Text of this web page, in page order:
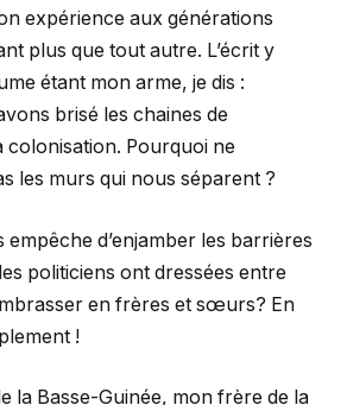
expérience aux générations
plus que tout autre. L’écrit y
étant mon arme, je dis :
brisé les chaines de
colonisation. Pourquoi ne
les murs qui nous séparent ?
empêche d’enjamber les barrières
politiciens ont dressées entre
en frères et sœurs? En
!
la Basse-Guinée, mon frère de la